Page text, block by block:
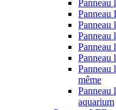
Panneau
Panneau
Panneau
Panneau
Panneau
même
Panneau
aquarium